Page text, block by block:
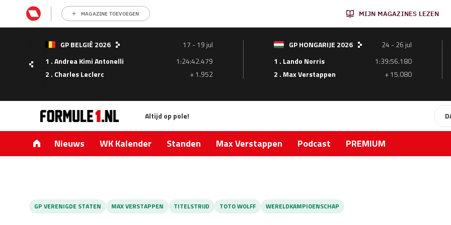
MAGAZINE TOEVOEGEN MIJN MAGAZINES LEZEN
GP BELGIË 2026
17 - 19 jul
1 . Andrea Kimi Antonelli
1:24:42.479
2 . Charles Leclerc
+ 1.952
GP HONGARIJE 2026
24 - 26 jul
1 . Lando Norris
1:39:56.180
2 . Max Verstappen
+ 15.080
Altijd op pole!
Nieuws WK Kalender Standen Max Verstappen Podcast PREMIUM
GP VERENIGDE STATEN MAX VERSTAPPEN TITELSTRIJD TOTO WOLFF WERELDKAMPIOENSCHAP